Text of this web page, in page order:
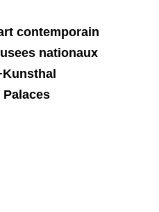
contemporain
nationaux